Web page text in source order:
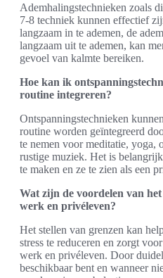
Ademhalingstechnieken zoals
7-8 techniek kunnen effectief
langzaam in te ademen, de
langzaam uit te ademen, kan
gevoel van kalmte bereiken.
Hoe kan ik
routine integreren?
Ontspanningstechnieken
routine worden geïntegreerd
te nemen voor meditatie, yoga,
rustige muziek. Het is
te maken en ze te zien als een
Wat zijn de voordelen van
werk en privéleven?
Het stellen van grenzen kan
stress te reduceren en zorgt
werk en privéleven. Door
beschikbaar bent en wanneer